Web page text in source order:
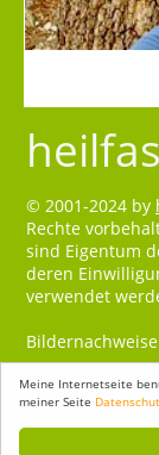
Meine Internetseite
meiner Seite
© 2001-2024 by
Rechte
sind Eigentum
deren
verwendet